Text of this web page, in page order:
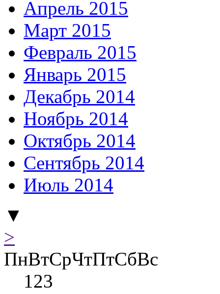
Апрель 2015
Март 2015
Февраль 2015
Январь 2015
Декабрь 2014
Ноябрь 2014
Октябрь 2014
Сентябрь 2014
Июль 2014
▼
>
ПнВтСрЧтПтСбВс
123